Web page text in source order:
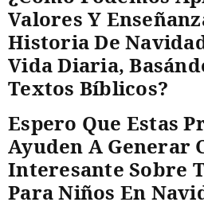
Valores Y
Historia De
Vida Diaria,
Textos Bíblicos?
Espero Que Estas
Ayuden A Generar
Interesante Sobre
Para Niños En